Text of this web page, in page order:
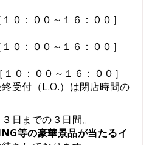
０～１６：００］
：００～１６：００］
０：００～１６：００］
受付（L.O.）は閉店時間の
日までの３日間。
等の豪華景品が当たるイ